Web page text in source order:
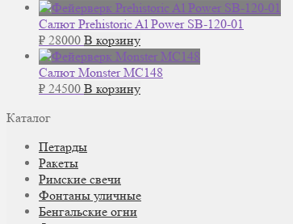
Салют Prehistoric Al Power SB-120-01
₽ 28000 В корзину
Салют Monster MC148
₽ 24500 В корзину
Каталог
Петарды
Ракеты
Римские свечи
Фонтаны уличные
Бенгальские огни